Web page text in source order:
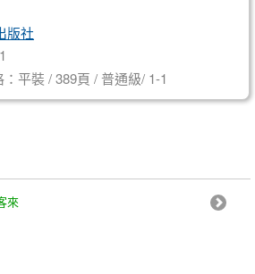
版社
平裝 / 389頁 / 普通級/ 1-1
來